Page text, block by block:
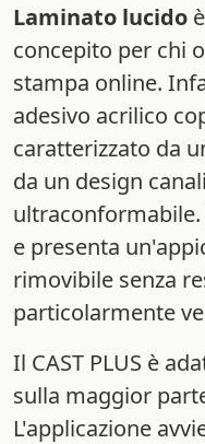
Laminato lucido
concepito per chi
stampa online.
adesivo acrilico
caratterizzato da
da un design
ultraconformabile.
e presenta
rimovibile senza
particolarmente
Il CAST PLUS è
sulla maggior
L'applicazione